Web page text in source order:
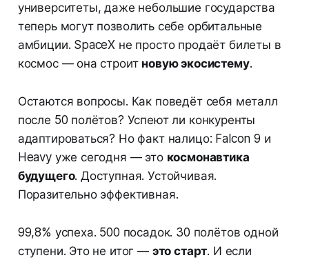
университеты, даже небольшие государства
теперь могут позволить себе орбитальные
амбиции. SpaceX не просто продаёт билеты в
космос — она строит новую экосистему.
Остаются вопросы. Как поведёт себя металл
после 50 полётов? Успеют ли конкуренты
адаптироваться? Но факт налицо: Falcon 9 и
Heavy уже сегодня — это космонавтика
будущего. Доступная. Устойчивая.
Поразительно эффективная.
99,8% успеха. 500 посадок. 30 полётов одной
ступени. Это не итог — это старт. И если